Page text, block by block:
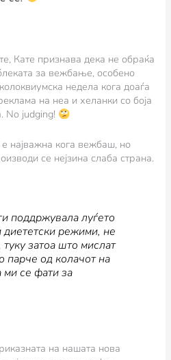
Кате признава дека не обраќа
за вежбање, особено
недела кога доаѓа
на неа и хеланки со боја
No judging!
најважна кога вежбаш, но
се нејзина слаба страна.
поддржувала луѓето
диететски режими, не
туку затоа што мислат
парче од колачот на
ми се фати за
на нашата нова